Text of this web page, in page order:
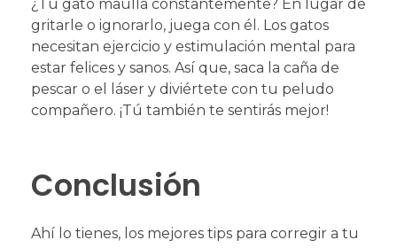
¿Tu gato maúlla constantemente? En lugar de
gritarle o ignorarlo, juega con él. Los gatos
necesitan ejercicio y estimulación mental para
estar felices y sanos. Así que, saca la caña de
pescar o el láser y diviértete con tu peludo
compañero. ¡Tú también te sentirás mejor!
Conclusión
Ahí lo tienes, los mejores tips para corregir a tu